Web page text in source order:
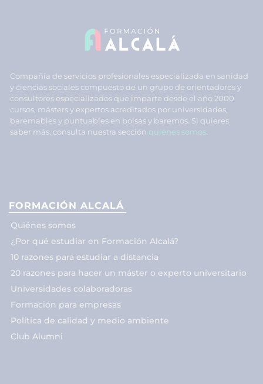
Compañía de servicios profesionales especializada en sanidad
y ciencias sociales compuesto de un grupo de orientadores y
consultores especializados que imparte desde el año 2000
cursos, másters y expertos acreditados por universidades,
baremables y puntuables en bolsas y baremos. Si quieres
saber más, consulta nuestra sección quiénes somos
FORMACIÓN ALCALÁ
Quiénes somos
¿Por qué estudiar en Formación Alcalá?
10 razones para estudiar a distancia
20 razones para hacer un máster o experto universitario
Universidades colaboradoras
Formación para empresas
Política de calidad y medio ambiente
Club Alumni